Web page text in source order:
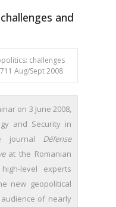
and
challenges
Aug/Sept 2008
on 3 June 2008,
and Security in
journal Défense
at the Romanian
level experts
new geopolitical
of nearly